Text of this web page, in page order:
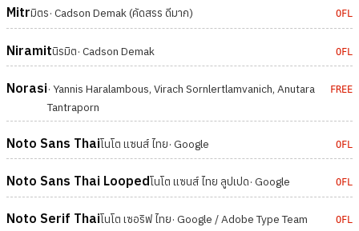
Mitrมิตร· Cadson Demak (คัดสรร ดีมาก) OFL
Niramitนิรมิต· Cadson Demak OFL
Norasi· Yannis Haralambous, Virach Sornlertlamvanich, Anutara
Tantraporn
FREE
Noto Sans Thaiโนโต แซนส์ ไทย· Google OFL
Noto Sans Thai Loopedโนโต แซนส์ ไทย ลูปเปด· Google OFL
Noto Serif Thaiโนโต เซอริฟ ไทย· Google / Adobe Type Team OFL